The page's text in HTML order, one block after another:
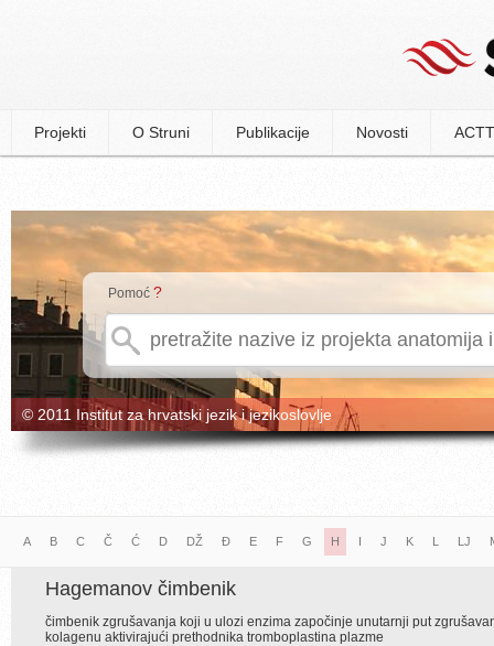
Projekti O Struni Publikacije Novosti
Pomoć ?
© 2011 Institut za hrvatski jezik i jezikoslovlje
A B C Č Ć D DŽ Đ E F G H I J K L LJ
Hagemanov čimbenik
čimbenik zgrušavanja koji u ulozi enzima započinje unutarnji put
kolagenu aktivirajući prethodnika tromboplastina plazme